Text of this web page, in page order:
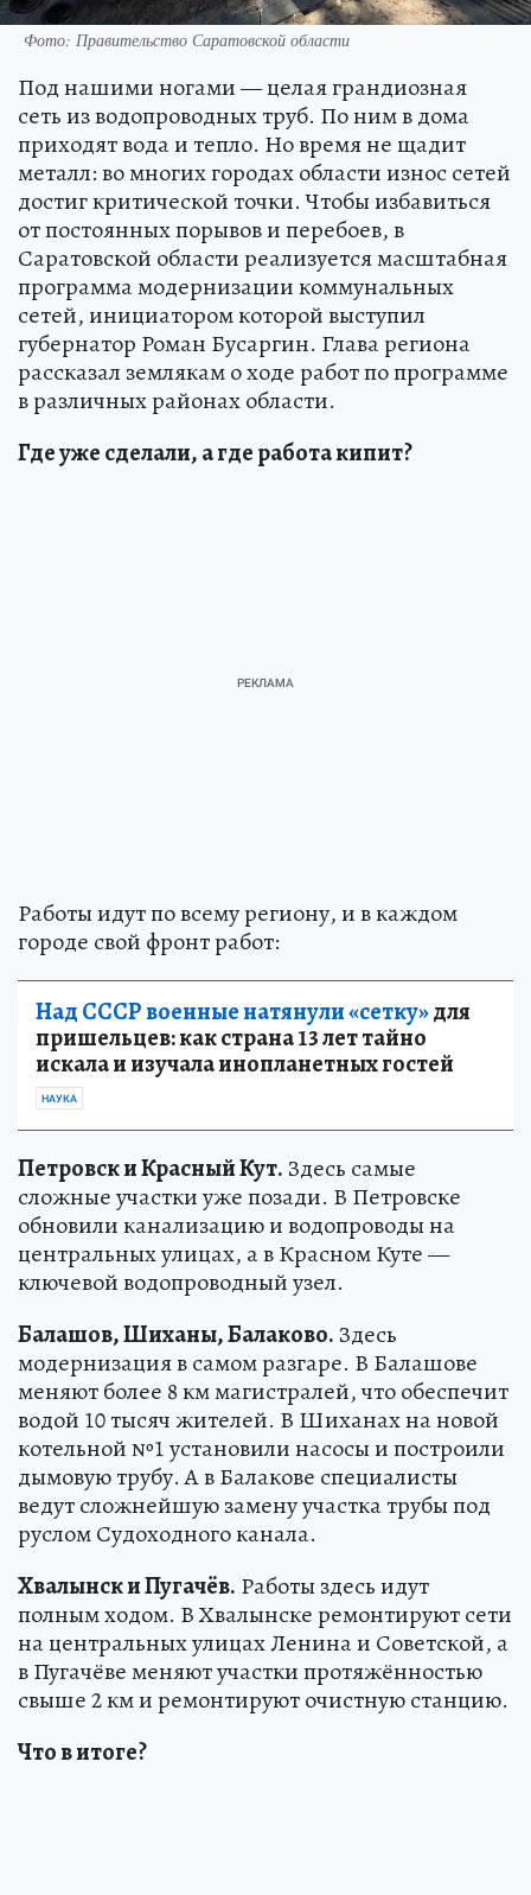
Фото: Правительство Саратовской области
Под нашими ногами — целая грандиозная
сеть из водопроводных труб. По ним в дома
приходят вода и тепло. Но время не щадит
металл: во многих городах области износ сетей
достиг критической точки. Чтобы избавиться
от постоянных порывов и перебоев, в
Саратовской области реализуется масштабная
программа модернизации коммунальных
сетей, инициатором которой выступил
губернатор Роман Бусаргин. Глава региона
рассказал землякам о ходе работ по программе
в различных районах области.
Где уже сделали, а где работа кипит?
Работы идут по всему региону, и в каждом
городе свой фронт работ:
Над СССР военные натянули «сетку»для
пришельцев: как страна 13 лет тайно
искала и изучала инопланетных гостей
НАУКА
Петровск и Красный Кут. Здесь самые
сложные участки уже позади. В Петровске
обновили канализацию и водопроводы на
центральных улицах, а в Красном Куте —
ключевой водопроводный узел.
Балашов, Шиханы, Балаково. Здесь
модернизация в самом разгаре. В Балашове
меняют более 8 км магистралей, что обеспечит
водой 10 тысяч жителей. В Шиханах на новой
котельной №1 установили насосы и построили
дымовую трубу. А в Балакове специалисты
ведут сложнейшую замену участка трубы под
руслом Судоходного канала.
Хвалынск и Пугачёв. Работы здесь идут
полным ходом. В Хвалынске ремонтируют сети
на центральных улицах Ленина и Советской, а
в Пугачёве меняют участки протяжённостью
свыше 2 км и ремонтируют очистную станцию.
Что в итоге?